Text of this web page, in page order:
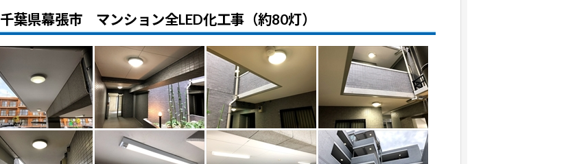
千葉県幕張市 マンション全LED化工事（約80灯）